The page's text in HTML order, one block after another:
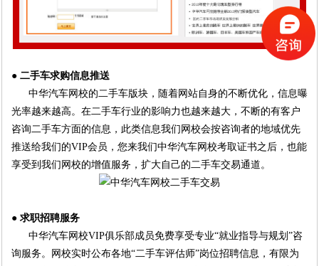
● 二手车求购信息推送
中华汽车网校的二手车版块，随着网站自身的不断优化，信息曝
光率越来越高。在二手车行业的影响力也越来越大，不断的有客户
咨询二手车方面的信息，此类信息我们网校会按咨询者的地域优先
推送给我们的VIP会员， 您来我们中华汽车网校考取证书之后，也能
享受到我们网校的增值服务，扩大自己的二手车交易通道。
● 求职招聘服务
中华汽车网校VIP俱乐部成员免费享受专业“就业指导与规划”咨
询服务。网校实时公布各地“二手车评估师”岗位招聘信息，有限为